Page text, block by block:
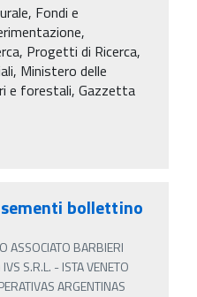
Fondi e
Progetti di Ricerca,
Ministero delle
e forestali, Gazzetta
sementi bollettino
ASSOCIATO BARBIERI
S.R.L. - ISTA VENETO
ARGENTINAS